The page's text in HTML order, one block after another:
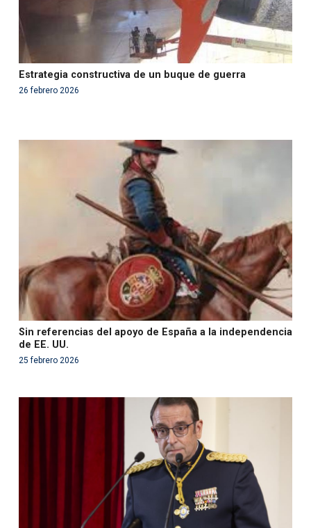
Estrategia constructiva de un buque de guerra
26 febrero 2026
: Use of undefined constant php - assumed
'php' (this will throw an Error in a future version of PHP)
/var/www/acami.es/wp-
content/themes/fundcami/page-publicaciones.php
Sin referencias del apoyo de España a la independencia
de EE. UU.
25 febrero 2026
: Use of undefined constant php - assumed
'php' (this will throw an Error in a future version of PHP)
content/themes/fundcami/page-publicaciones.php